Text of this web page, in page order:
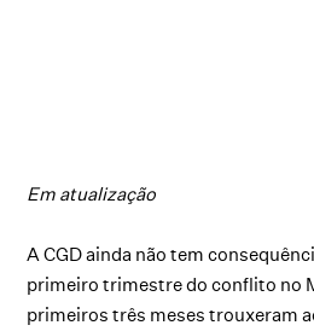
Em atualização
A CGD ainda não tem
primeiro trimestre do conflito no
primeiros três meses trouxeram